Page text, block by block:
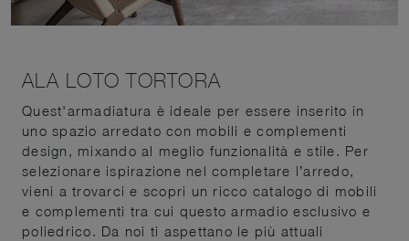
ALA LOTO TORTORA
Quest'armadiatura è ideale per essere inserito in
uno spazio arredato con mobili e complementi
design, mixando al meglio funzionalità e stile. Per
selezionare ispirazione nel completare l’arredo,
vieni a trovarci e scopri un ricco catalogo di mobili
e complementi tra cui questo armadio esclusivo e
poliedrico. Da noi ti aspettano le più attuali